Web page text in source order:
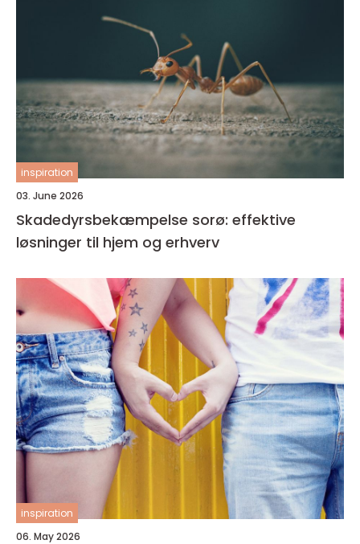
inspiration
03. June 2026
Skadedyrsbekæmpelse sorø: effektive
løsninger til hjem og erhverv
inspiration
06. May 2026